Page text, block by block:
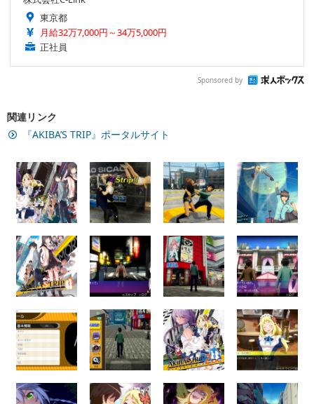
東京都
月給32万7,000円～34万5,000円
正社員
Sponsored by
関連リンク
『AKIBA’S TRIP』ポータルサイト